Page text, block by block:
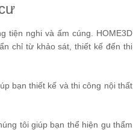
tiện nghi và ấm cúng. HOME3D
chỉ từ khảo sát, thiết kế đến thi
bạn thiết kế và thi công nội thất
tôi giúp bạn thể hiện gu thẩm